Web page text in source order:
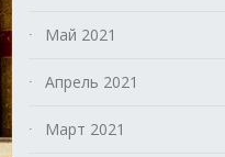
Май 2021
Апрель 2021
Март 2021